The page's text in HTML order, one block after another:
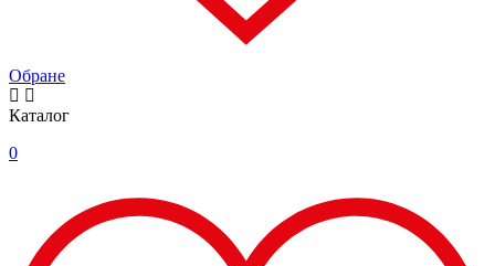
Обране
Каталог
0